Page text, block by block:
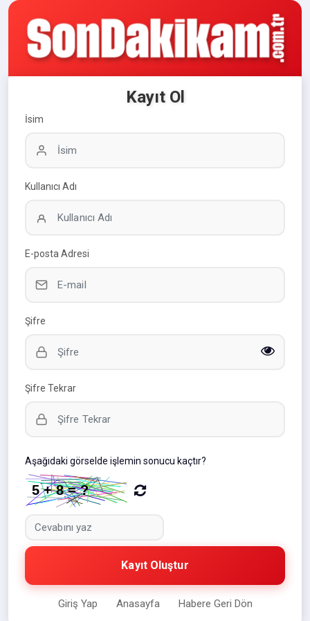
Kayıt Ol
İsim
Kullanıcı Adı
E-posta Adresi
Şifre
Şifre Tekrar
Aşağıdaki görselde işlemin sonucu kaçtır?
Kayıt Oluştur
Giriş Yap Anasayfa Habere Geri Dön